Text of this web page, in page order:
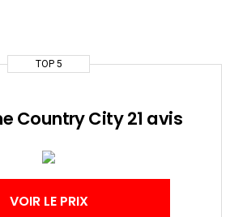
TOP 5
Country City 21 avis
VOIR LE PRIX